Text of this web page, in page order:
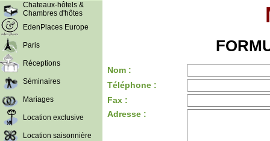
Chateaux-hôtels &
Chambres d'hôtes
EdenPlaces Europe
Paris
Réceptions
Séminaires
Mariages
Location exclusive
Location saisonnière
Nom :
Téléphone :
Fax :
Adresse :